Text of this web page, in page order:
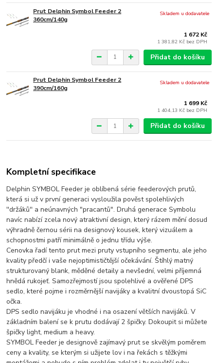
Prut Delphin Symbol Feeder 2
360cm/140g
1 672 Kč
1 381,82 Kč bez DPH
Skladem u dodavatele
Přidat do košíku
Prut Delphin Symbol Feeder 2
390cm/160g
1 699 Kč
1 404,13 Kč bez DPH
Skladem u dodavatele
Přidat do košíku
Kompletní specifikace
Delphin SYMBOL Feeder je oblíbená série feederových prutů,
která si už v první generaci vysloužila pověst spolehlivých
''držáků'' a neúnavných "pracantů". Druhá generace Symbolu
navíc nabízí zcela nový atraktivní design, který rázem mění dosud
výhradně černou sérii na designový kousek, který vizuálem a
schopnostmi patří minimálně o jednu třídu výše.
Cenovka řadí tento prut mezi pruty vstupního segmentu, ale jeho
kvality předčí i vaše nejoptimističtější očekávání. Štíhlý matný
strukturovaný blank, měděné detaily a nevšední, velmi příjemná
hnědá rukojeť. Samozřejmostí jsou spolehlivé a ověřené DPS
sedlo, které pojme i rozměrnější navijáky a kvalitní dvoustopá SiC
očka.
DPS sedlo navijáku je vhodné i na osazení větších navijáků. V
základním balení se k prutu dodávají 2 špičky. Dokoupit si můžete
špičky light, medium a heavy.
SYMBOL Feeder je designově zajímavý prut se skvělým poměrem
ceny a kvality, se kterým si užijete lov i na řekách s těžkými